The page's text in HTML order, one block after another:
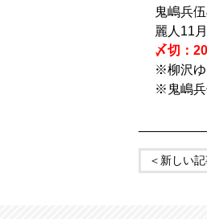
鬼嶋兵
麗人11
〆切：
※柳沢ゆ
※鬼嶋兵
＜新しい